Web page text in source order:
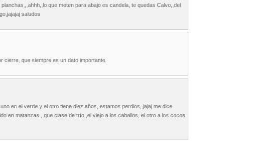
que meten para abajo es candela, te quedas Calvo,,del
saludos
cierre, que siempre es un dato importante.
en el verde y el otro tiene diez años,,estamos perdios,,jajaj me dice
en matanzas ,,que clase de trío,,el viejo a los caballos, el otro a los cocos